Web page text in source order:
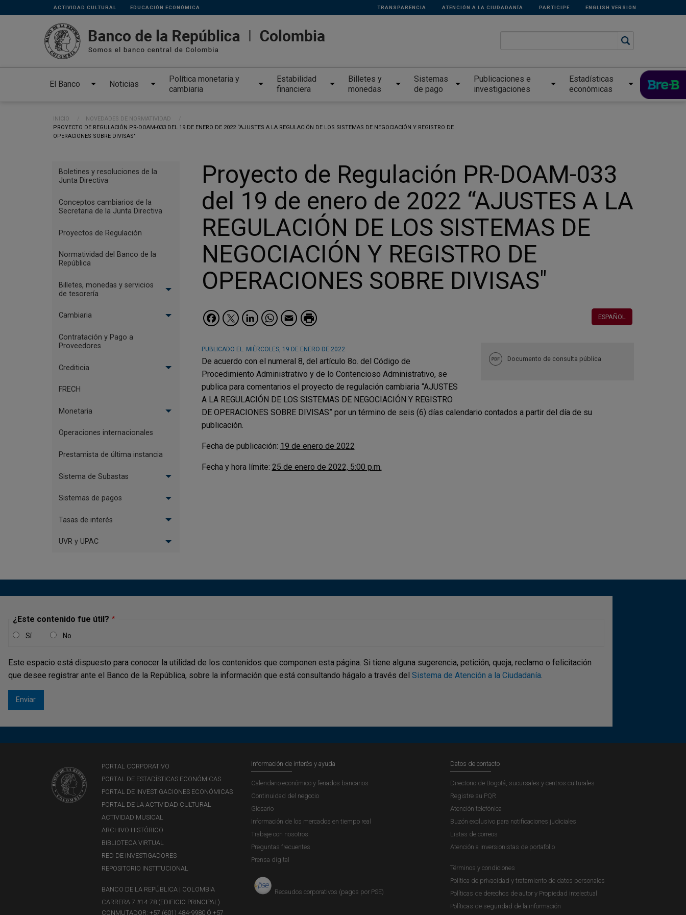
Pasar al contenido principal
Links
secundarios
ACTIVIDAD CULTURAL EDUCACIÓN ECONÓMICA TRANSPARENCIA ATENCIÓN A LA CIUDADANÍA PARTICIPE ENGLISH VERSION
El Banco Noticias
Política monetaria y
cambiaria
Estabilidad
financiera
Billetes y
monedas
Sistemas
de pago
Publicaciones e
investigaciones
Estadísticas
económicas
Ruta de navegación
INICIO
NOVEDADES DE NORMATIVIDAD
CURRENT:
PROYECTO DE REGULACIÓN PR-DOAM-033 DEL 19 DE ENERO DE 2022 “AJUSTES A LA REGULACIÓN DE LOS SISTEMAS DE NEGOCIACIÓN Y REGISTRO DE
OPERACIONES SOBRE DIVISAS"
Proyecto de Regulación PR-DOAM-033
del 19 de enero de 2022 “AJUSTES A LA
REGULACIÓN DE LOS SISTEMAS DE
NEGOCIACIÓN Y REGISTRO DE
OPERACIONES SOBRE DIVISAS"
ESPAÑOL
Facebook
Twitter
LinkedIn
WhatsApp
Email
Documento de consulta pública
PUBLICADO EL: MIÉRCOLES, 19 DE ENERO DE 2022
De acuerdo con el numeral 8, del artículo 8o. del Código de
Procedimiento Administrativo y de lo Contencioso Administrativo, se
publica para comentarios el proyecto de regulación cambiaria “AJUSTES
A LA REGULACIÓN DE LOS SISTEMAS DE NEGOCIACIÓN Y REGISTRO
DE OPERACIONES SOBRE DIVISAS” por un término de seis (6) días calendario contados a partir del día de su
publicación.
Fecha de publicación: 19 de enero de 2022
Fecha y hora límite: 25 de enero de 2022, 5:00 p.m.
Menu
Reglamentación
Boletines y resoluciones de la
Junta Directiva
Conceptos cambiarios de la
Secretaria de la Junta Directiva
Proyectos de Regulación
Normatividad del Banco de la
República
Billetes, monedas y servicios
de tesorería
Cambiaria
Contratación y Pago a
Proveedores
Crediticia
FRECH
Monetaria
Operaciones internacionales
Prestamista de última instancia
Sistema de Subastas
Sistemas de pagos
Tasas de interés
UVR y UPAC
¿Este contenido fue útil?
Sí No
Este espacio está dispuesto para conocer la utilidad de los contenidos que componen esta página. Si tiene alguna sugerencia, petición, queja, reclamo o felicitación
que desee registrar ante el Banco de la República, sobre la información que está consultando hágalo a través del Sistema de Atención a la Ciudadanía.
PORTAL CORPORATIVO
PORTAL DE ESTADÍSTICAS ECONÓMICAS
PORTAL DE INVESTIGACIONES ECONÓMICAS
PORTAL DE LA ACTIVIDAD CULTURAL
ACTIVIDAD MUSICAL
ARCHIVO HISTÓRICO
BIBLIOTECA VIRTUAL
RED DE INVESTIGADORES
REPOSITORIO INSTITUCIONAL
BANCO DE LA REPÚBLICA | COLOMBIA
CARRERA 7 #14-78 (EDIFICIO PRINCIPAL)
CONMUTADOR: +57 (601) 484-9980 Ó +57
Información de interés y ayuda
Calendario económico y feriados bancarios
Continuidad del negocio
Glosario
Información de los mercados en tiempo real
Trabaje con nosotros
Preguntas frecuentes
Prensa digital
Recaudos corporativos (pagos por PSE)
Datos de contacto
Directorio de Bogotá, sucursales y centros culturales
Registre su PQR
Atención telefónica
Buzón exclusivo para notificaciones judiciales
Listas de correos
Atención a inversionistas de portafolio
Términos y condiciones
Política de privacidad y tratamiento de datos personales
Políticas de derechos de autor y Propiedad intelectual
Políticas de seguridad de la información